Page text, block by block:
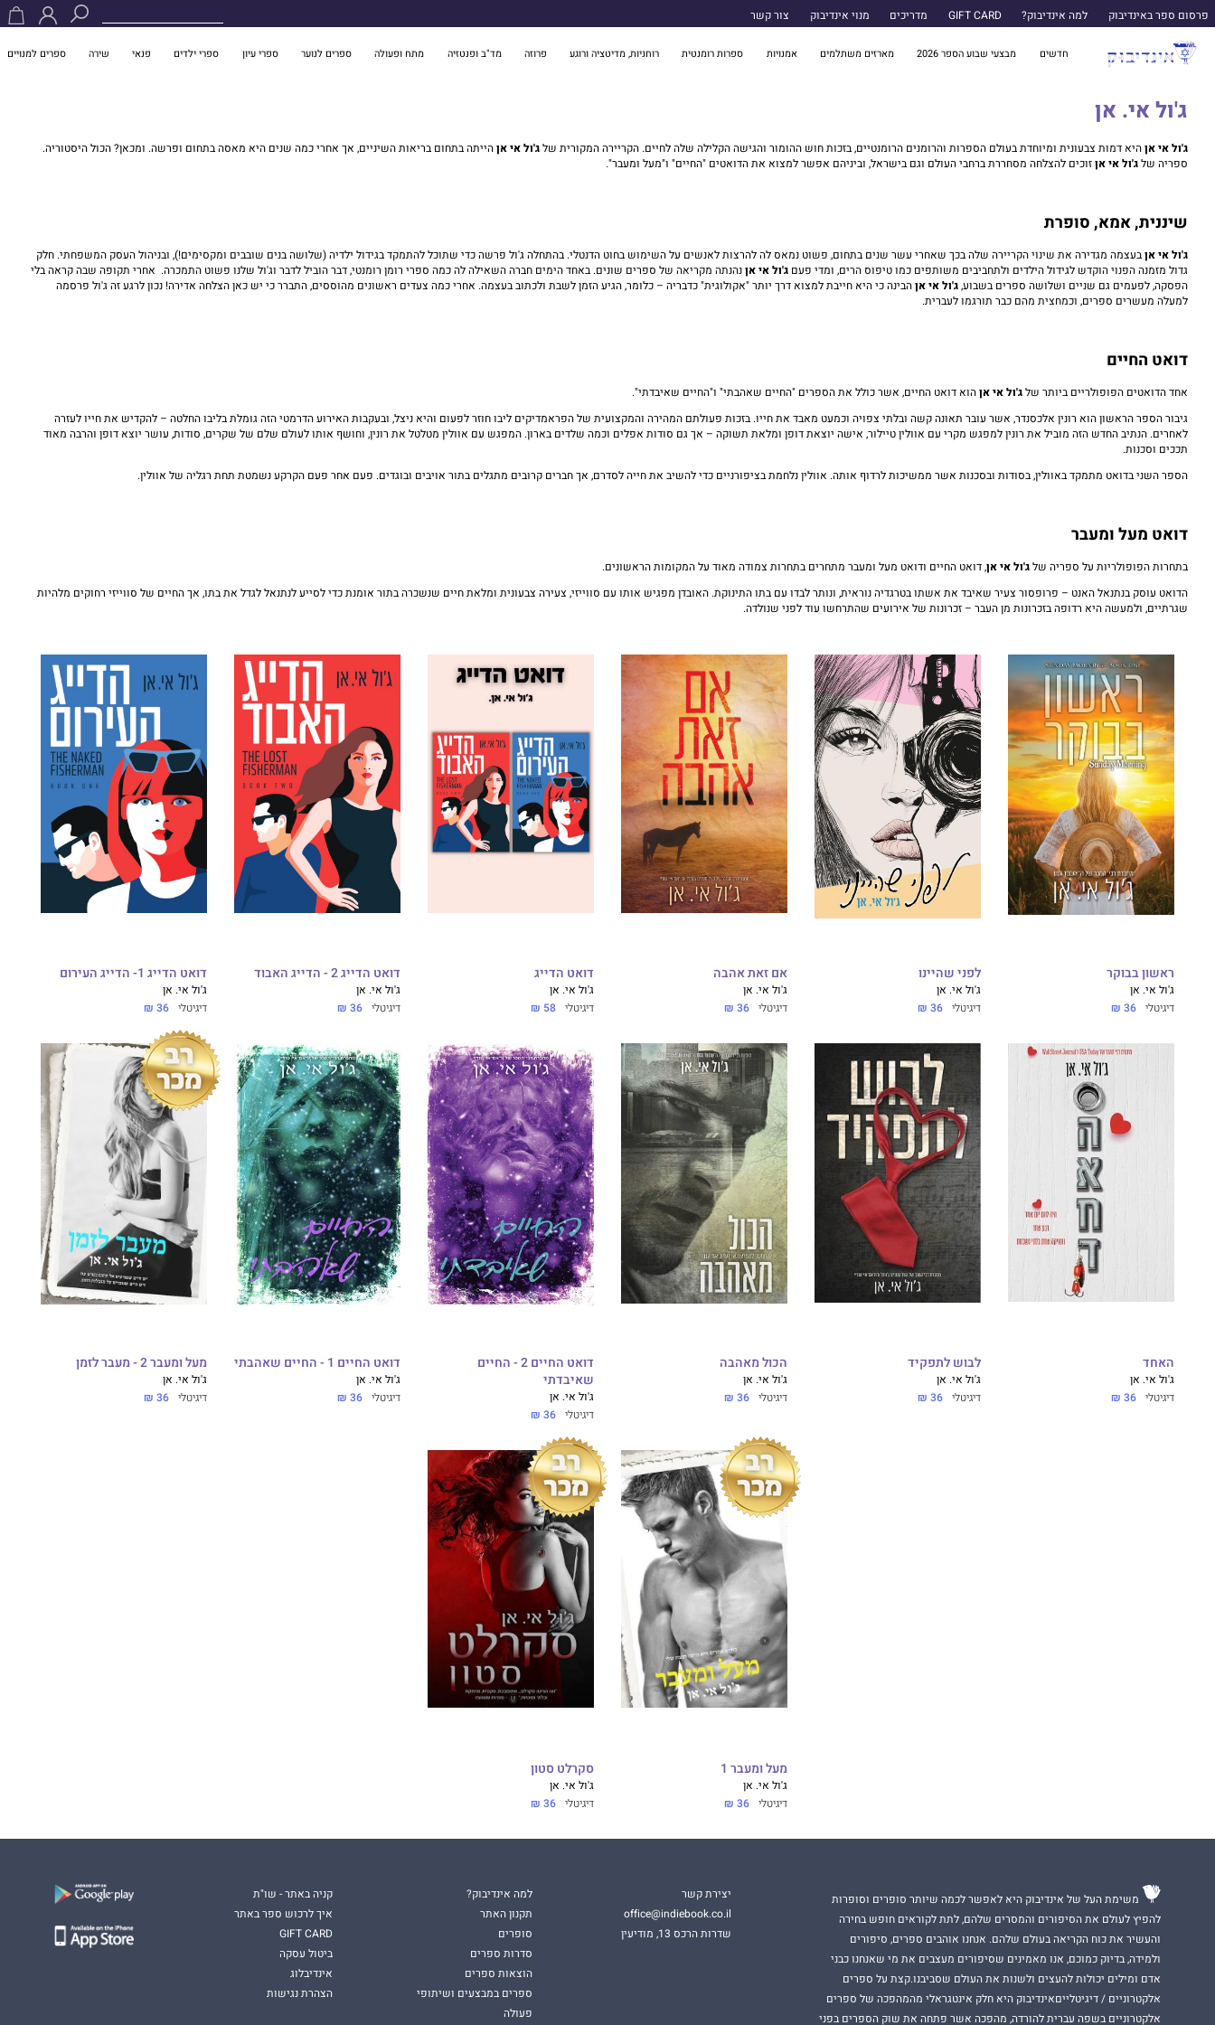
פרסום ספר באינדיבוק למה אינדיבוק? GIFT CARD מדריכים מנוי אינדיבוק צור קשר
חדשים מבצעי שבוע הספר 2026 מארזים משתלמים אמנויות ספרות רומנטית רוחניות, מדיטציה ורוגע פרוזה מד"ב ופנטזיה מתח ופעולה ספרים לנוער ספרי עיון ספרי ילדים פנאי שירה ספרים למנויים
ג'ול אי. אן
ג'ול אי אןהיא דמות צבעונית ומיוחדת בעולם הספרות והרומנים הרומנטיים, בזכות חוש ההומור והגישה הקלילה שלה לחיים. הקריירה המקורית שלג'ול אי אןהייתה בתחום בריאות השיניים, אך אחרי כמה שנים היא מאסה בתחום ופרשה. ומכאן? הכול היסטוריה.
ספריה שלג'ול אי אןזוכים להצלחה מסחררת ברחבי העולם וגם בישראל, וביניהם אפשר למצוא את הדואטים "החיים" ו"מעל ומעבר".
שיננית, אמא, סופרת
ג'ול אי אןבעצמה מגדירה את שינוי הקריירה שלה בכך שאחרי עשר שנים בתחום, פשוט נמאס לה להרצות לאנשים על השימוש בחוט הדנטלי. בהתחלה ג'ול פרשה כדי שתוכל להתמקד בגידול ילדיה (שלושה בנים שובבים ומקסימים!), ובניהול העסק המשפחתי. חלק
גדול מזמנה הפנוי הוקדש לגידול הילדים ולתחביבים משותפים כמו טיפוס הרים, ומדי פעם ג'ול אי אןנהנתה מקריאה של ספרים שונים. באחד הימים חברה השאילה לה כמה ספרי רומן רומנטי, דבר הוביל לדבר וג'ול שלנו פשוט התמכרה. אחרי תקופה שבה קראה בלי
הפסקה, לפעמים גם שניים ושלושה ספרים בשבוע,ג'ול אי אןהבינה כי היא חייבת למצוא דרך יותר "אקולוגית" כדבריה – כלומר, הגיע הזמן לשבת ולכתוב בעצמה. אחרי כמה צעדים ראשונים מהוססים, התברר כי יש כאן הצלחה אדירה! נכון לרגע זה ג'ול פרסמה
למעלה מעשרים ספרים, וכמחצית מהם כבר תורגמו לעברית.
דואט החיים
אחד הדואטים הפופולריים ביותר שלג'ול אי אןהוא דואט החיים, אשר כולל את הספרים "החיים שאהבתי" ו"החיים שאיבדתי".
גיבור הספר הראשון הוא רונין אלכסנדר, אשר עובר תאונה קשה ובלתי צפויה וכמעט מאבד את חייו. בזכות פעולתם המהירה והמקצועית של הפראמדיקים ליבו חוזר לפעום והיא ניצל, ובעקבות האירוע הדרמטי הזה גומלת בליבו החלטה – להקדיש את חייו לעזרה
לאחרים. הנתיב החדש הזה מוביל את רונין למפגש מקרי עם אוולין טיילור, אישה יוצאת דופן ומלאת תשוקה – אך גם סודות אפלים וכמה שלדים בארון. המפגש עם אוולין מטלטל את רונין, וחושף אותו לעולם שלם של שקרים, סודות, עושר יוצא דופן והרבה מאוד
תככים וסכנות.
הספר השני בדואט מתמקד באוולין, בסודות ובסכנות אשר ממשיכות לרדוף אותה. אוולין נלחמת בציפורניים כדי להשיב את חייה לסדרם, אך חברים קרובים מתגלים בתור אויבים ובוגדים. פעם אחר פעם הקרקע נשמטת תחת רגליה של אוולין.
דואט מעל ומעבר
בתחרות הפופולריות על ספריה שלג'ול אי אן, דואט החיים ודואט מעל ומעבר מתחרים בתחרות צמודה מאוד על המקומות הראשונים.
הדואט עוסק בנתנאל האנט – פרופסור צעיר שאיבד את אשתו בטרגדיה נוראית, ונותר לבדו עם בתו התינוקת. האובדן מפגיש אותו עם סווייזי, צעירה צבעונית ומלאת חיים שנשכרה בתור אומנת כדי לסייע לנתנאל לגדל את בתו, אך החיים של סווייזי רחוקים מלהיות
שגרתיים, ולמעשה היא רדופה בזכרונות מן העבר – זכרונות של אירועים שהתרחשו עוד לפני שנולדה.
ראשון בבוקר
ג'ול אי. אן
דיגיטלי 36 ₪
לפני שהיינו
ג'ול אי. אן
דיגיטלי 36 ₪
אם זאת אהבה
ג'ול אי. אן
דיגיטלי 36 ₪
דואט הדייג
ג'ול אי. אן
דיגיטלי 58 ₪
דואט הדייג 2 - הדייג האבוד
ג'ול אי. אן
דיגיטלי 36 ₪
דואט הדייג 1- הדייג העירום
ג'ול אי. אן
דיגיטלי 36 ₪
האחד
ג'ול אי. אן
דיגיטלי 36 ₪
לבוש לתפקיד
ג'ול אי. אן
דיגיטלי 36 ₪
הכול מאהבה
ג'ול אי. אן
דיגיטלי 36 ₪
דואט החיים 2 - החיים
שאיבדתי
ג'ול אי. אן
דיגיטלי 36 ₪
דואט החיים 1 - החיים שאהבתי
ג'ול אי. אן
דיגיטלי 36 ₪
מעל ומעבר 2 - מעבר לזמן
ג'ול אי. אן
דיגיטלי 36 ₪
מעל ומעבר 1
ג'ול אי. אן
דיגיטלי 36 ₪
סקרלט סטון
ג'ול אי. אן
דיגיטלי 36 ₪
משימת העל של אינדיבוק היא לאפשר לכמה שיותר סופרים וסופרות
להפיץ לעולם את הסיפורים והמסרים שלהם, לתת לקוראים חופש בחירה
והעשיר את כוח הקריאה בעולם שלהם. אנחנו אוהבים ספרים, סיפורים
ולמידה, בדיוק כמוכם, אנו מאמינים שסיפורים מעצבים את מי שאנחנו כבני
אדם ומילים יכולות להעצים ולשנות את העולם שסביבנו.קצת על ספרים
אלקטרוניים / דיגיטלייםאינדיבוק היא חלק אינטגראלי מהמהפכה של ספרים
אלקטרוניים בשפה עברית להורדה, מהפכה אשר פתחה את שוק הספרים בפני
יצירת קשר
office@indiebook.co.il
שדרות הרכס 13, מודיעין
למה אינדיבוק?
תקנון האתר
סופרים
סדרות ספרים
הוצאות ספרים
ספרים במבצעים ושיתופי
פעולה
קניה באתר - שו"ת
איך לרכוש ספר באתר
GIFT CARD
ביטול עסקה
אינדיבלוג
הצהרת נגישות